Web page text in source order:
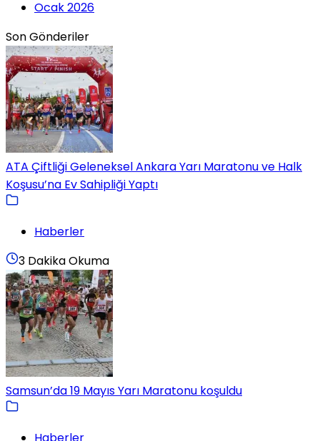
Ocak 2026
Son Gönderiler
ATA Çiftliği Geleneksel Ankara Yarı Maratonu ve Halk
Koşusu’na Ev Sahipliği Yaptı
Haberler
3 Dakika Okuma
Samsun’da 19 Mayıs Yarı Maratonu koşuldu
Haberler